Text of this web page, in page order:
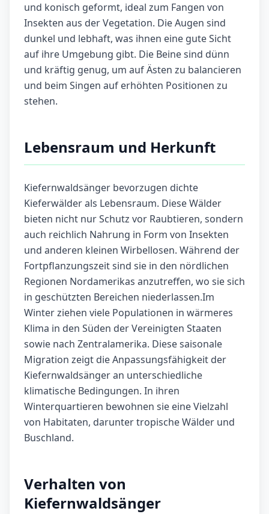
und konisch geformt, ideal zum Fangen von
Insekten aus der Vegetation. Die Augen sind
dunkel und lebhaft, was ihnen eine gute Sicht
auf ihre Umgebung gibt. Die Beine sind dünn
und kräftig genug, um auf Ästen zu balancieren
und beim Singen auf erhöhten Positionen zu
stehen.
Lebensraum und Herkunft
Kiefernwaldsänger bevorzugen dichte
Kieferwälder als Lebensraum. Diese Wälder
bieten nicht nur Schutz vor Raubtieren, sondern
auch reichlich Nahrung in Form von Insekten
und anderen kleinen Wirbellosen. Während der
Fortpflanzungszeit sind sie in den nördlichen
Regionen Nordamerikas anzutreffen, wo sie sich
in geschützten Bereichen niederlassen.Im
Winter ziehen viele Populationen in wärmeres
Klima in den Süden der Vereinigten Staaten
sowie nach Zentralamerika. Diese saisonale
Migration zeigt die Anpassungsfähigkeit der
Kiefernwaldsänger an unterschiedliche
klimatische Bedingungen. In ihren
Winterquartieren bewohnen sie eine Vielzahl
von Habitaten, darunter tropische Wälder und
Buschland.
Verhalten von
Kiefernwaldsänger